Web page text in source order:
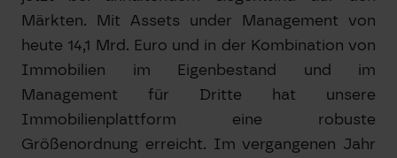
Märkten. Mit Assets under Management von
heute 14,1 Mrd. Euro und in der Kombination von
Immobilien im Eigenbestand und im
Management für Dritte hat unsere
Immobilienplattform eine robuste
Größenordnung erreicht. Im vergangenen Jahr